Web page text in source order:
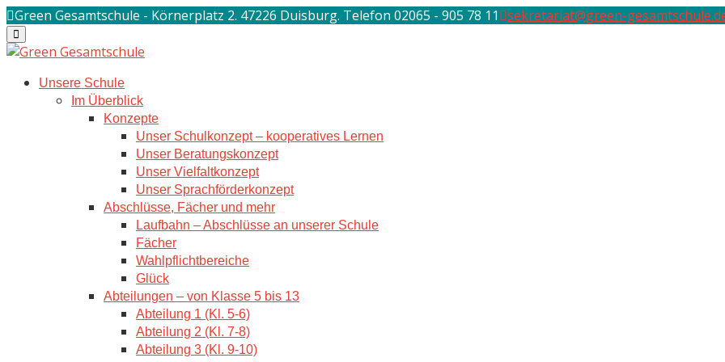
Skip
to
content
Green Gesamtschule - Körnerplatz 2. 47226 Duisburg. Telefon 02065 - 905 78 11 sekretariat@green-
Unsere Schule
Im Überblick
Konzepte
Unser Schulkonzept – kooperatives Lernen
Unser Beratungskonzept
Unser Vielfaltkonzept
Unser Sprachförderkonzept
Abschlüsse, Fächer und mehr
Laufbahn – Abschlüsse an unserer Schule
Fächer
Wahlpflichtbereiche
Glück
Abteilungen – von Klasse 5 bis 13
Abteilung 1 (Kl. 5-6)
Abteilung 2 (Kl. 7-8)
Abteilung 3 (Kl. 9-10)